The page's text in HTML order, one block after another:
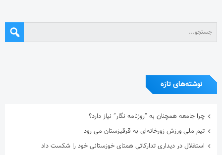
نوشته‌های تازه
چرا جامعه همچنان به “روزنامه نگار” نیاز دارد؟
تیم ملی ورزش زورخانه‌ای به قرقیزستان می رود
استقلال در دیداری تدارکاتی همتای خوزستانی خود را شکست داد